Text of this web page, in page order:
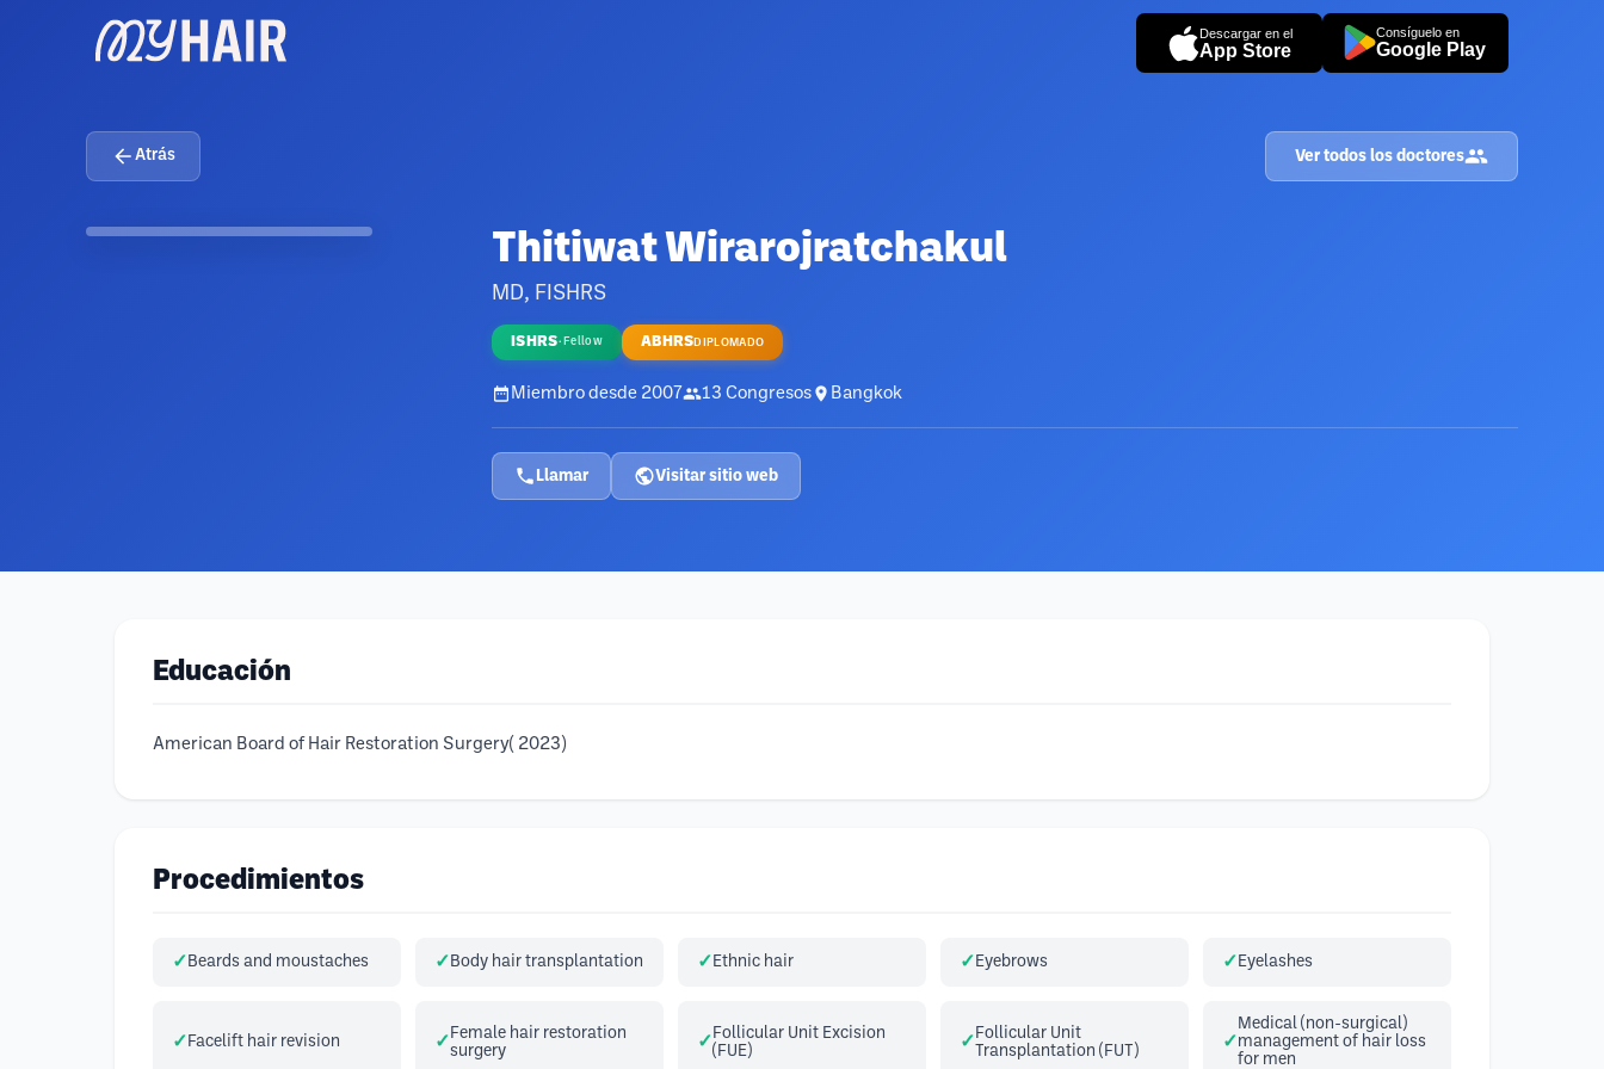
Descargar en el
App Store
Consíguelo en
Google Play
Atrás Ver todos los doctores
Thitiwat Wirarojratchakul
MD, FISHRS
ISHRS· Fellow ABHRSDIPLOMADO
Miembro desde 2007 13 Congresos Bangkok
Llamar Visitar sitio web
Educación
American Board of Hair Restoration Surgery( 2023)
Procedimientos
Beards and moustaches Body hair transplantation Ethnic hair Eyebrows Eyelashes
Facelift hair revision
Female hair restoration
surgery
Follicular Unit Excision
(FUE)
Follicular Unit
Transplantation (FUT)
Medical (non-surgical)
management of hair loss
for men